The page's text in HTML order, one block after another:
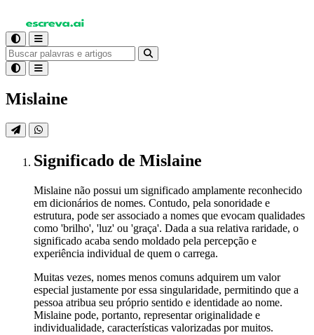
Mislaine
Significado de Mislaine
Mislaine não possui um significado amplamente reconhecido
em dicionários de nomes. Contudo, pela sonoridade e
estrutura, pode ser associado a nomes que evocam qualidades
como 'brilho', 'luz' ou 'graça'. Dada a sua relativa raridade, o
significado acaba sendo moldado pela percepção e
experiência individual de quem o carrega.
Muitas vezes, nomes menos comuns adquirem um valor
especial justamente por essa singularidade, permitindo que a
pessoa atribua seu próprio sentido e identidade ao nome.
Mislaine pode, portanto, representar originalidade e
individualidade, características valorizadas por muitos.